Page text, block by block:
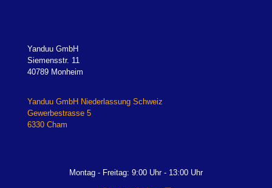
Yanduu GmbH
Siemensstr. 11
40789 Monheim
Yanduu GmbH Niederlassung Schweiz
Gewerbestrasse 5
6330 Cham
Montag - Freitag: 9:00 Uhr - 13:00 Uhr